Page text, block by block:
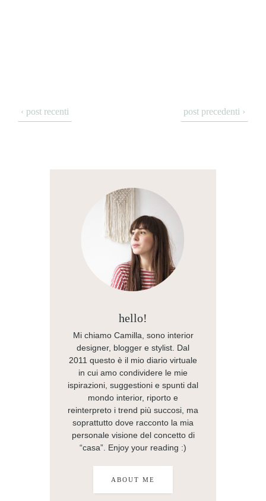
‹ post recenti post precedenti ›
hello!
Mi chiamo Camilla, sono interior
designer, blogger e stylist. Dal
2011 questo è il mio diario virtuale
in cui amo condividere le mie
ispirazioni, suggestioni e spunti dal
mondo interior, riporto e
reinterpreto i trend più succosi, ma
soprattutto dove racconto la mia
personale visione del concetto di
“casa”. Enjoy your reading :)
ABOUT ME